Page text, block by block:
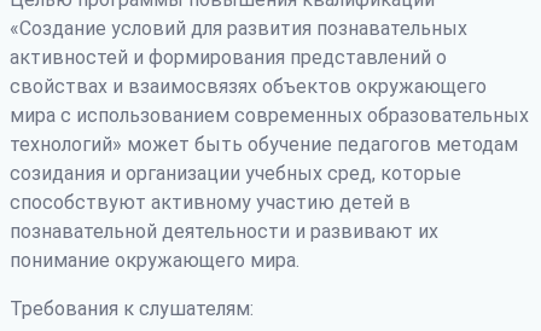
«Создание условий для развития познавательных
активностей и формирования представлений о
свойствах и взаимосвязях объектов окружающего
мира с использованием современных образовательных
технологий» может быть обучение педагогов методам
созидания и организации учебных сред, которые
способствуют активному участию детей в
познавательной деятельности и развивают их
понимание окружающего мира.
Требования к слушателям: